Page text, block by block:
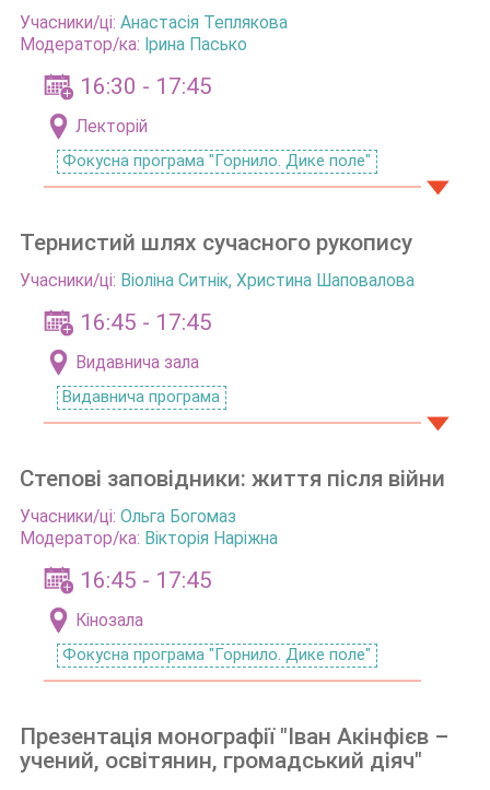
16:30 - 17:45
Лекторій
Фокусна програма "Горнило. Дике поле"
Учасники/ці: Анастасія Теплякова
Модератор/ка: Ірина Пасько
16:45 - 17:45
Видавнича зала
Видавнича програма
Тернистий шлях сучасного рукопису
Учасники/ці: Віоліна Ситнік, Христина Шаповалова
16:45 - 17:45
Кінозала
Фокусна програма "Горнило. Дике поле"
Степові заповідники: життя після війни
Учасники/ці: Ольга Богомаз
Модератор/ка: Вікторія Наріжна
Презентація монографії "Іван Акінфієв –
учений, освітянин, громадський діяч"